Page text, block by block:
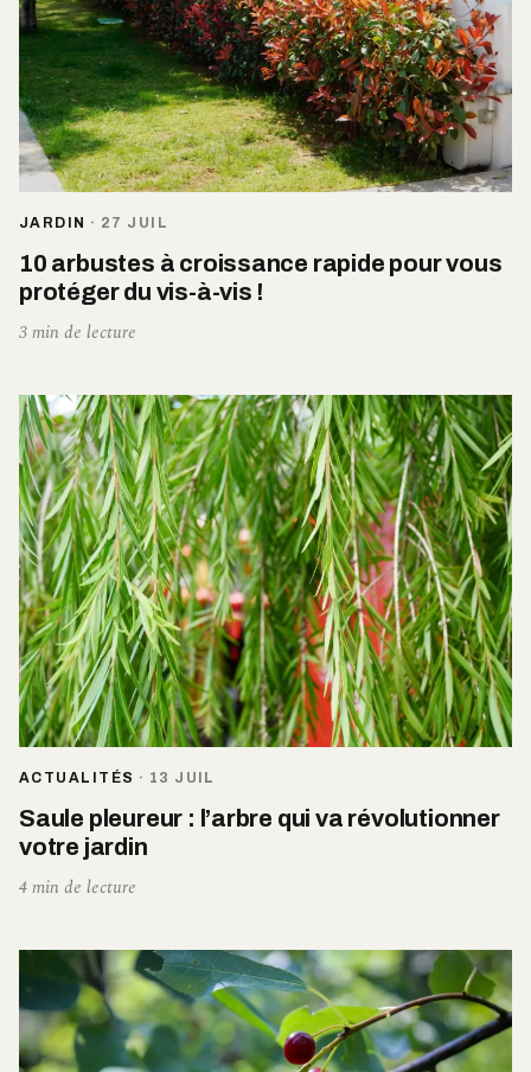
JARDIN · 27 JUIL
10 arbustes à croissance rapide pour vous
protéger du vis-à-vis !
3 min de lecture
ACTUALITÉS · 13 JUIL
Saule pleureur : l’arbre qui va révolutionner
votre jardin
4 min de lecture